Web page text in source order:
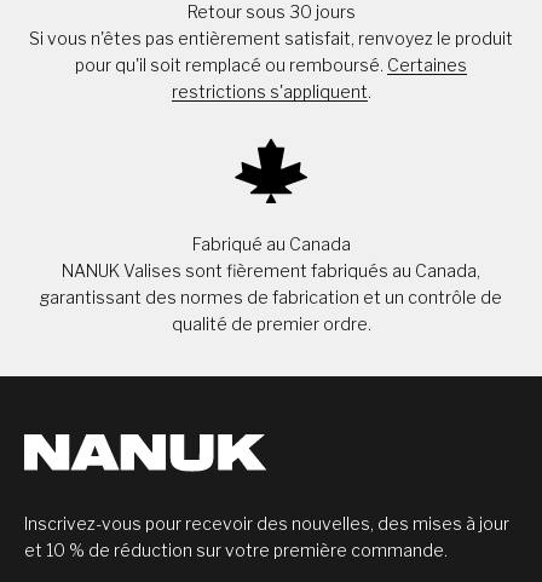
Retour sous 30 jours
Si vous n'êtes pas entièrement satisfait, renvoyez le produit
pour qu'il soit remplacé ou remboursé. Certaines
restrictions s'appliquent.
Fabriqué au Canada
NANUK Valises sont fièrement fabriqués au Canada,
garantissant des normes de fabrication et un contrôle de
qualité de premier ordre.
Inscrivez-vous pour recevoir des nouvelles, des mises à jour
et 10 % de réduction sur votre première commande.